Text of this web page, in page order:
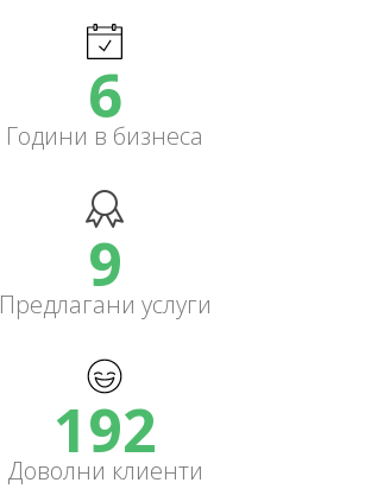
7
Години в бизнеса
11
Предлагани услуги
233
Доволни клиенти